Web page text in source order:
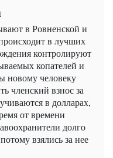
в Ровненской и
в лучших
контролируют
копателей и
новому человеку
членский взнос за
в долларах,
от времени
долго
взялись за нее